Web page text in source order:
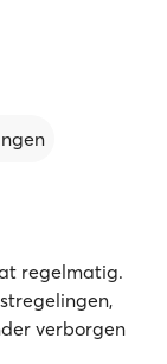
regelmatig.
verborgen